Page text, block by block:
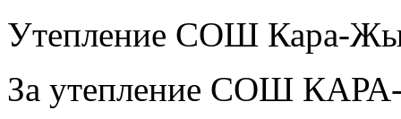
Утепление СОШ Кара-
За утепление СОШ